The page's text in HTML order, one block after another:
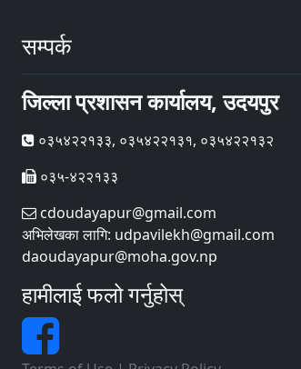
सम्पर्क
जिल्ला प्रशासन कार्यालय, उदयपुर
०३५४२२१३३, ०३५४२२१३१, ०३५४२२१३२
०३५-४२२१३३
cdoudayapur@gmail.com
अभिलेखका लागि: udpavilekh@gmail.com
daoudayapur@moha.gov.np
हामीलाई फलो गर्नुहोस्